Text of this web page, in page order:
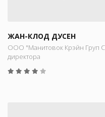
ЖАН-КЛОД ДУСЕН
ООО "Манитовок Крэйн Груп
директора